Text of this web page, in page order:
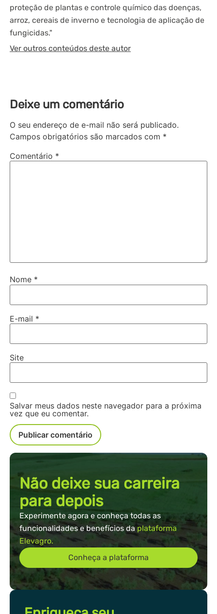
proteção de plantas e controle químico das doenças,
arroz, cereais de inverno e tecnologia de aplicação de
fungicidas."
Ver outros conteúdos deste autor
Deixe um comentário
O seu endereço de e-mail não será publicado.
Campos obrigatórios são marcados com *
Comentário *
Nome *
E-mail *
Site
Salvar meus dados neste navegador para a próxima
vez que eu comentar.
Não deixe sua carreira
para depois
Experimente agora e conheça todas as
funcionalidades e benefícios daplataforma
Elevagro.
Conheça a plataforma